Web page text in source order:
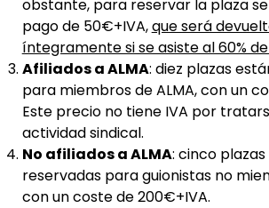
obstante, para reservar la plaza
pago de 50€+IVA,que será
íntegramente si se asiste al 60%
Afiliados a ALMA: diez plazas
para miembros de ALMA, con un
Este precio no tiene IVA por
actividad sindical.
No afiliados a ALMA: cinco
reservadas para guionistas no
con un coste de 200€+IVA.